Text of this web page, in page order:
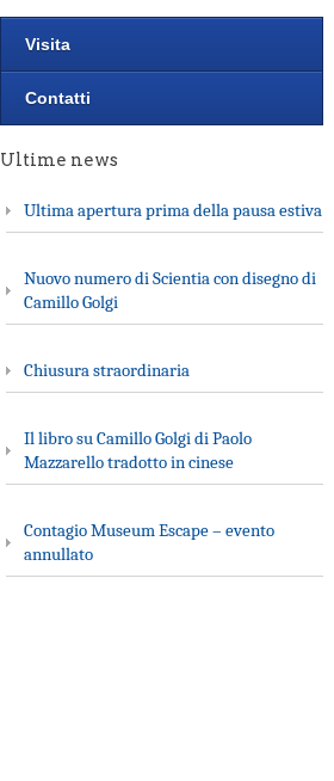
Visita
Contatti
Ultime news
Ultima apertura prima della pausa estiva
Nuovo numero di Scientia con disegno di
Camillo Golgi
Chiusura straordinaria
Il libro su Camillo Golgi di Paolo
Mazzarello tradotto in cinese
Contagio Museum Escape – evento
annullato